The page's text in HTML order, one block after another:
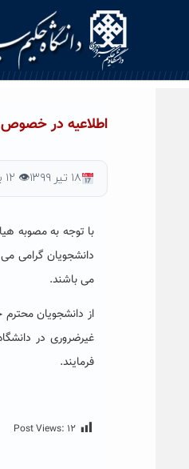
اطلاعیه در خصوص
۱۸ تیر ۱۳۹۹ 👁 ۱۲ بازدید
با توجه به مصوبه
دانشجویان گرامی
می باشند.
از دانشجویان
غیرضروری در
فرمایند.
Post Views: ۱۲